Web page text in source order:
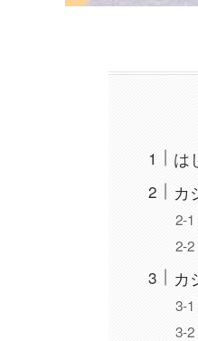
は
カ
カ